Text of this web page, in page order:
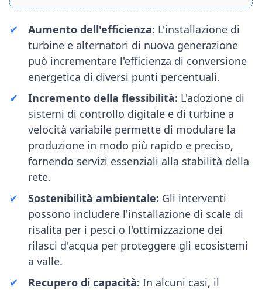
Aumento dell'efficienza: L'installazione di
turbine e alternatori di nuova generazione
può incrementare l'efficienza di conversione
energetica di diversi punti percentuali.
Incremento della flessibilità: L'adozione di
sistemi di controllo digitale e di turbine a
velocità variabile permette di modulare la
produzione in modo più rapido e preciso,
fornendo servizi essenziali alla stabilità della
rete.
Sostenibilità ambientale: Gli interventi
possono includere l'installazione di scale di
risalita per i pesci o l'ottimizzazione dei
rilasci d'acqua per proteggere gli ecosistemi
a valle.
Recupero di capacità: In alcuni casi, il